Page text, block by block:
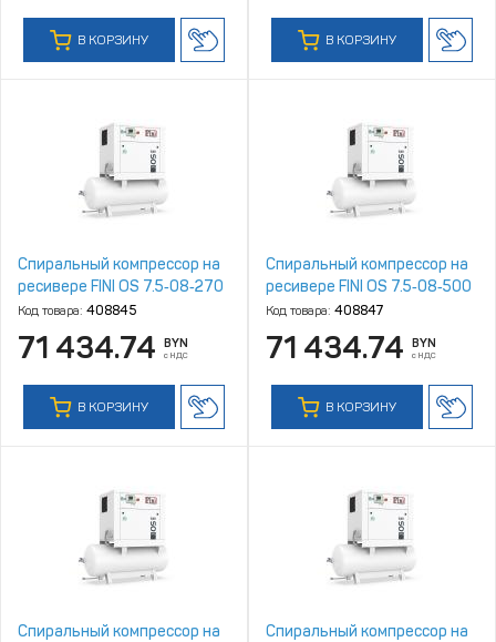
В КОРЗИНУ В КОРЗИНУ
Спиральный компрессор на
ресивере FINI OS 7.5‑08‑270
Код товара: 408845
71 434.74 BYN
с НДС
В КОРЗИНУ
Спиральный компрессор на
ресивере FINI OS 7.5‑08‑500
Код товара: 408847
71 434.74 BYN
с НДС
В КОРЗИНУ
Спиральный компрессор на
Спиральный компрессор на